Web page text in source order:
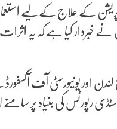
کے علاج کے لیے
نے خبردار کیا ہے کہ یہ